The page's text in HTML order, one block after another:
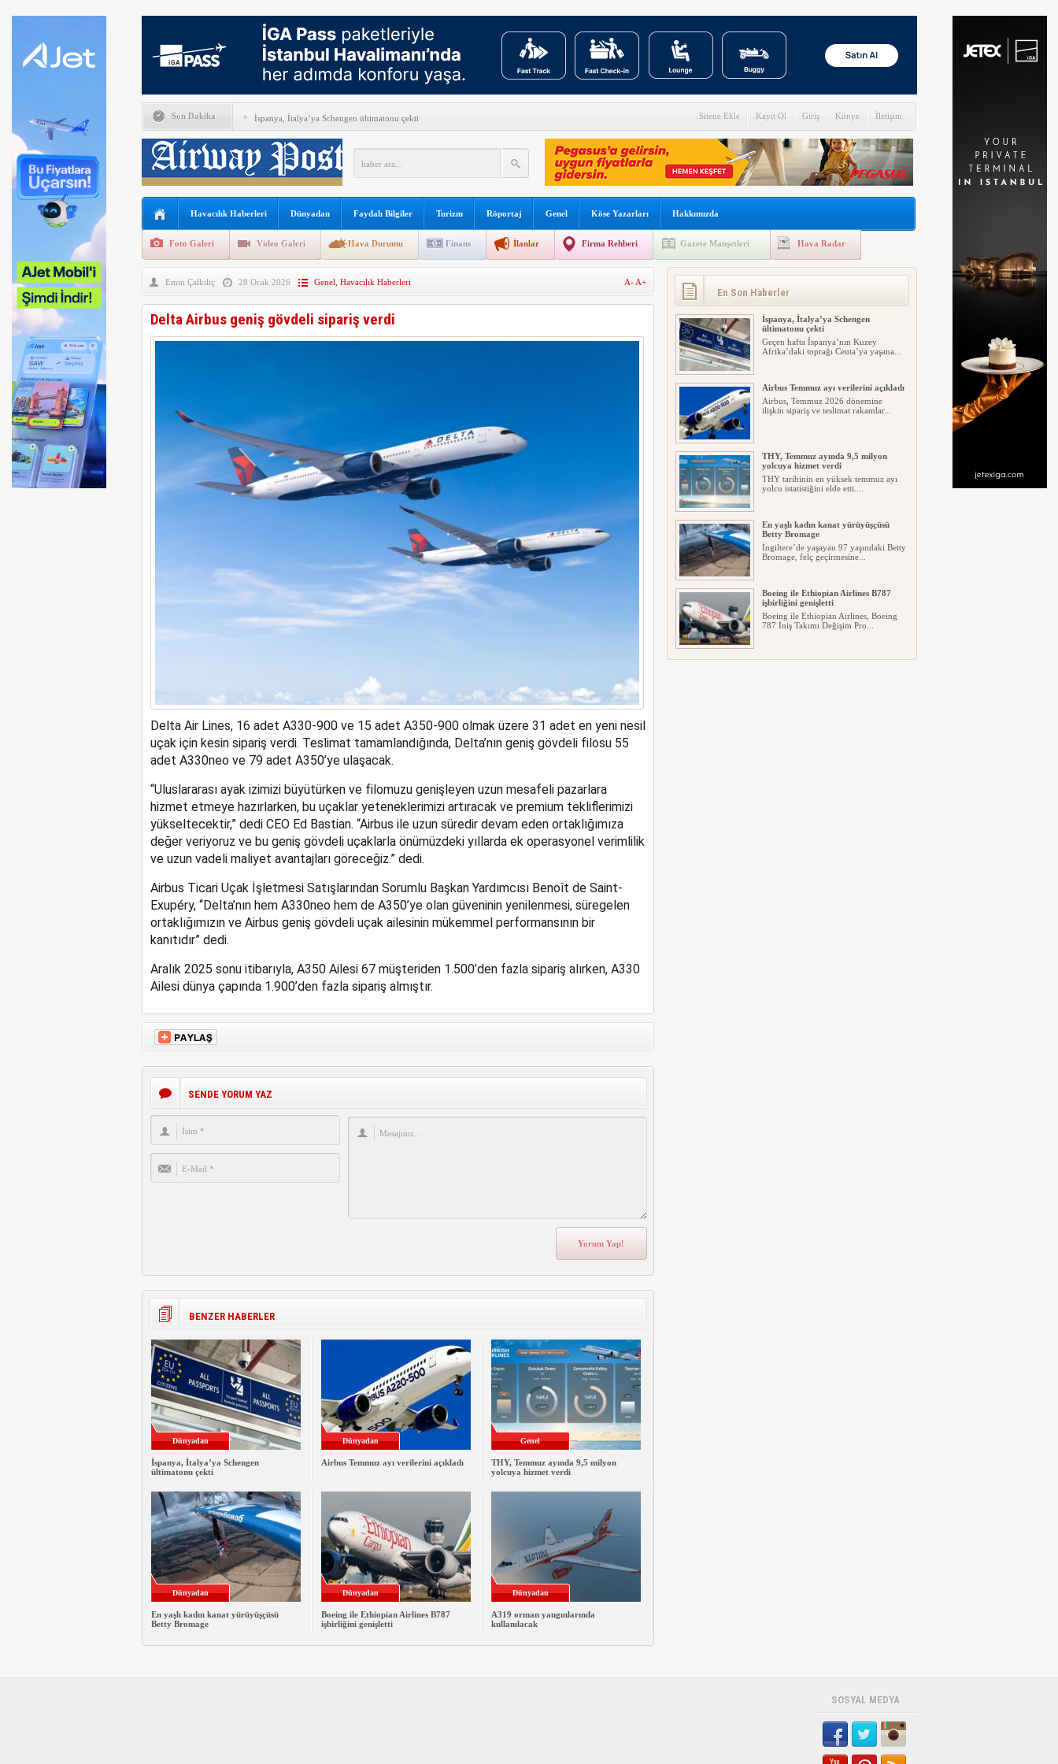
Son Dakika İspanya, İtalya’ya Schengen ültimatonu çekti
Airbus Temmuz ayı verilerini açıkladı
THY, Temmuz ayında 9,5 milyon yolcuya hizmet verdi
En yaşlı kadın kanat yürüyüşçüsü Betty Bromage
Boeing ile Ethiopian Airlines B787 işbirliğini genişletti
SunExpress’ten rekor hafta sonu:
Lufthansa bazı B777X uçaklarını teslim almayacağını açıkladı
Sitene Ekle Kayıt Ol Giriş Künye İletişim
Havacılık Haberleri Dünyadan Faydalı Bilgiler Turizm Röportaj Genel Köse Yazarları Hakkımızda
Foto Galeri Video Galeri Hava Durumu Finans İlanlar Firma Rehberi Gazete Manşetleri Hava Radar
Emin Çalkılıç 28 Ocak 2026 Genel Havacılık Haberleri A- A+
Delta Airbus geniş gövdeli sipariş verdi
Delta Air Lines, 16 adet A330-900 ve 15 adet A350-900 olmak üzere 31 adet en yeni nesil
uçak için kesin sipariş verdi. Teslimat tamamlandığında, Delta’nın geniş gövdeli filosu 55
adet A330neo ve 79 adet A350’ye ulaşacak.
“Uluslararası ayak izimizi büyütürken ve filomuzu genişleyen uzun mesafeli pazarlara
hizmet etmeye hazırlarken, bu uçaklar yeteneklerimizi artıracak ve premium tekliflerimizi
yükseltecektir,” dedi CEO Ed Bastian. “Airbus ile uzun süredir devam eden ortaklığımıza
değer veriyoruz ve bu geniş gövdeli uçaklarla önümüzdeki yıllarda ek operasyonel verimlilik
ve uzun vadeli maliyet avantajları göreceğiz.” dedi.
Airbus Ticari Uçak İşletmesi Satışlarından Sorumlu Başkan Yardımcısı Benoît de Saint-
Exupéry, “Delta’nın hem A330neo hem de A350’ye olan güveninin yenilenmesi, süregelen
ortaklığımızın ve Airbus geniş gövdeli uçak ailesinin mükemmel performansının bir
kanıtıdır” dedi.
Aralık 2025 sonu itibarıyla, A350 Ailesi 67 müşteriden 1.500’den fazla sipariş alırken, A330
Ailesi dünya çapında 1.900’den fazla sipariş almıştır.
SENDE YORUM YAZ
BENZER HABERLER
Dünyadan
İspanya, İtalya’ya Schengen
ültimatonu çekti
Dünyadan
Airbus Temmuz ayı verilerini açıkladı
Genel
THY, Temmuz ayında 9,5 milyon
yolcuya hizmet verdi
Dünyadan
En yaşlı kadın kanat yürüyüşçüsü
Betty Bromage
Dünyadan
Boeing ile Ethiopian Airlines B787
işbirliğini genişletti
Dünyadan
A319 orman yangınlarında
kullanılacak
En Son Haberler
İspanya, İtalya’ya Schengen
ültimatonu çekti
Geçen hafta İspanya’nın Kuzey
Afrika’daki toprağı Ceuta’ya yaşana...
Airbus Temmuz ayı verilerini açıkladı
Airbus, Temmuz 2026 dönemine
ilişkin sipariş ve teslimat rakamlar...
THY, Temmuz ayında 9,5 milyon
yolcuya hizmet verdi
THY tarihinin en yüksek temmuz ayı
yolcu istatistiğini elde etti....
En yaşlı kadın kanat yürüyüşçüsü
Betty Bromage
İngiltere’de yaşayan 97 yaşındaki Betty
Bromage, felç geçirmesine...
Boeing ile Ethiopian Airlines B787
işbirliğini genişletti
Boeing ile Ethiopian Airlines, Boeing
787 İniş Takımı Değişim Pro...
A319 orman yangınlarında
SOSYAL MEDYA